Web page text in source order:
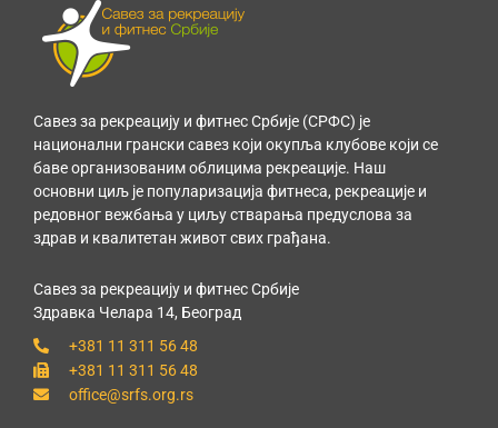
Савез за рекреацију и фитнес Србије (СРФС) је
национални грански савез који окупља клубове који се
баве организованим облицима рекреације. Наш
основни циљ је популаризација фитнеса, рекреације и
редовног вежбања у циљу стварања предуслова за
здрав и квалитетан живот свих грађана.
Савез за рекреацију и фитнес Србије
Здравка Челара 14, Београд
+381 11 311 56 48
+381 11 311 56 48
office@srfs.org.rs